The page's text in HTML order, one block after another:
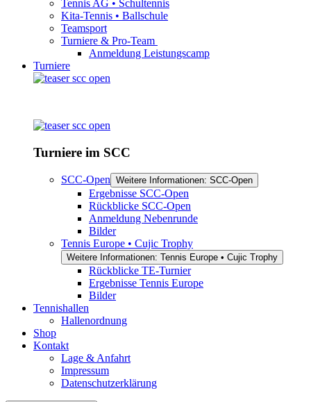
Tennis AG • Schultennis
Kita-Tennis • Ballschule
Teamsport
Turniere & Pro-Team
Anmeldung Leistungscamp
Turniere
Turniere im SCC
SCC-Open Weitere Informationen: SCC-Open
Ergebnisse SCC-Open
Rückblicke SCC-Open
Anmeldung Nebenrunde
Bilder
Tennis Europe • Cujic Trophy
Weitere Informationen: Tennis Europe • Cujic Trophy
Rückblicke TE-Turnier
Ergebnisse Tennis Europe
Bilder
Tennishallen
Hallenordnung
Shop
Kontakt
Lage & Anfahrt
Impressum
Datenschutzerklärung